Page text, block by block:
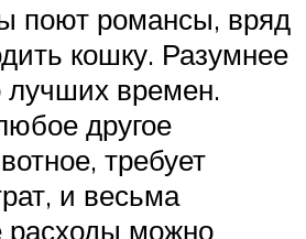
поют романсы, вряд
кошку. Разумнее
лучших времен.
другое
требует
и весьма
можно